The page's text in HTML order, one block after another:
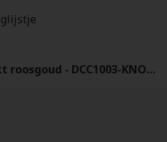
ketting Choker Nodo 9kt roosgoud - DCC1003-KNOTS-0009R